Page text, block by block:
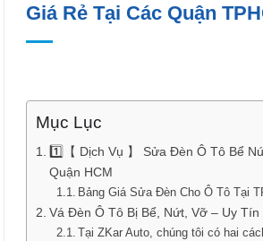
Giá Rẻ Tại Các Quận
Mục Lục
1️⃣【 Dịch Vụ 】 Sửa Đèn Ô Tô Bể
Quận HCM
Bảng Giá Sửa Đèn Cho Ô Tô Tại
Vá Đèn Ô Tô Bị Bể, Nứt, Vỡ – Uy Tín
Tại ZKar Auto, chúng tôi có hai